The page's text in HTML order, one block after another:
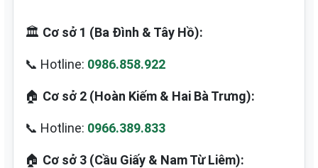
🏛️ Cơ sở 1 (Ba Đình & Tây Hồ):
📞 Hotline: 0986.858.922
🏠 Cơ sở 2 (Hoàn Kiếm & Hai Bà Trưng):
📞 Hotline: 0966.389.833
🏠 Cơ sở 3 (Cầu Giấy & Nam Từ Liêm):